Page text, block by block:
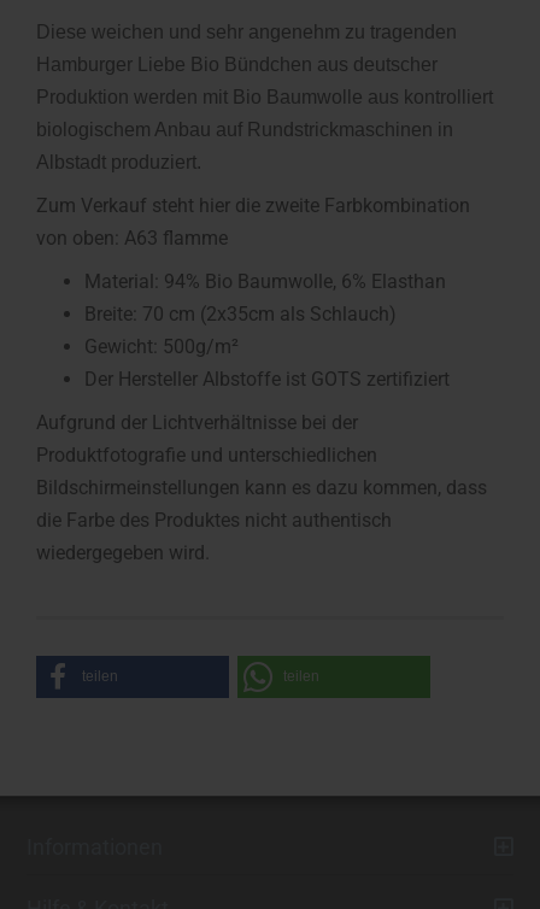
Diese weichen und sehr angenehm zu tragenden
Hamburger Liebe Bio Bündchen aus deutscher
Produktion werden mit Bio Baumwolle aus kontrolliert
biologischem Anbau auf Rundstrickmaschinen in
Albstadt produziert.
Zum Verkauf steht hier die zweite Farbkombination
von oben: A63 flamme
Material: 94% Bio Baumwolle, 6% Elasthan
Breite: 70 cm (2x35cm als Schlauch)
Gewicht: 500g/m²
Der Hersteller Albstoffe ist GOTS zertifiziert
Aufgrund der Lichtverhältnisse bei der
Produktfotografie und unterschiedlichen
Bildschirmeinstellungen kann es dazu kommen, dass
die Farbe des Produktes nicht authentisch
wiedergegeben wird.
teilen teilen